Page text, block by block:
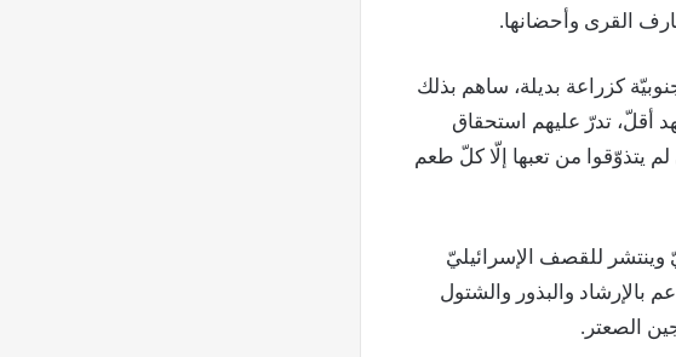
القرى وأحضانها.
كزراعة بديلة، ساهم بذلك
أقلّ، تدرّ عليهم استحقاق
يتذوّقوا من تعبها إلّا كلّ طعم
وينتشر للقصف الإسرائيليّ
بالإرشاد والبذور والشتول